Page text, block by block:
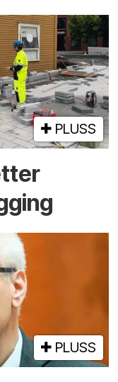
PLUSS
PLUSS